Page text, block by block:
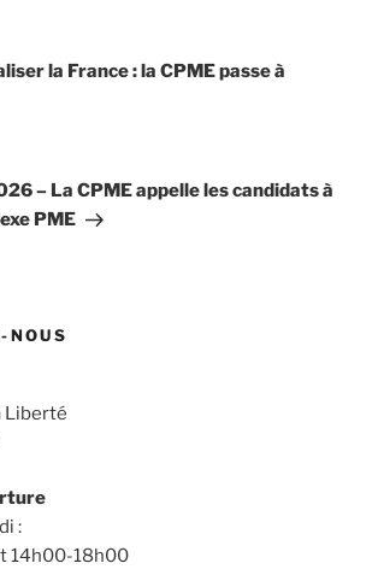
la France : la CPME passe à
– La CPME appelle les candidats à
PME
NOUS
Liberté
:
14h00-18h00